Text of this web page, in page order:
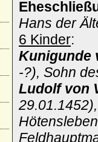
Hans der
6 Kinder:
Kunigunde
-?), Sohn
Ludolf von